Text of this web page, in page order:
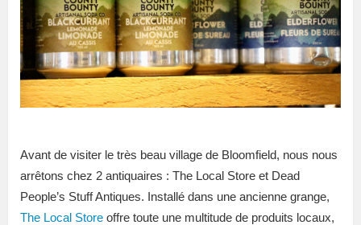
Avant de visiter le très beau village de Bloomfield, nous nous
arrêtons chez 2 antiquaires : The Local Store et Dead
People’s Stuff Antiques. Installé dans une ancienne grange,
The Local Store offre toute une multitude de produits locaux,